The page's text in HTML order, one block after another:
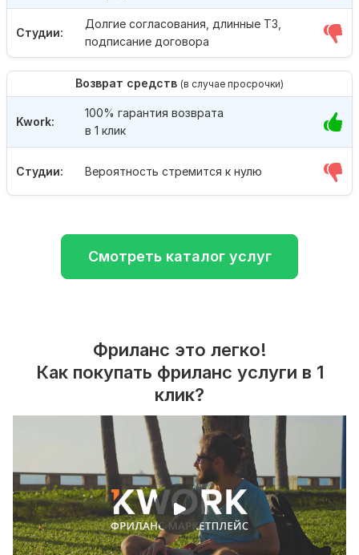
Студии:
Долгие согласования, длинные ТЗ,
подписание договора
Возврат средств (в случае просрочки)
Студии: Вероятность стремится к нулю
Kwork:
100% гарантия возврата
в 1 клик
Смотреть каталог услуг
Фриланс это легко!
Как покупать фриланс услуги в 1
клик?